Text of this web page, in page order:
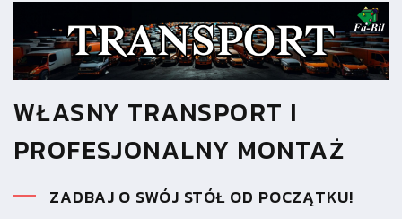
WŁASNY TRANSPORT I
PROFESJONALNY MONTAŻ
ZADBAJ O SWÓJ STÓŁ OD POCZĄTKU!